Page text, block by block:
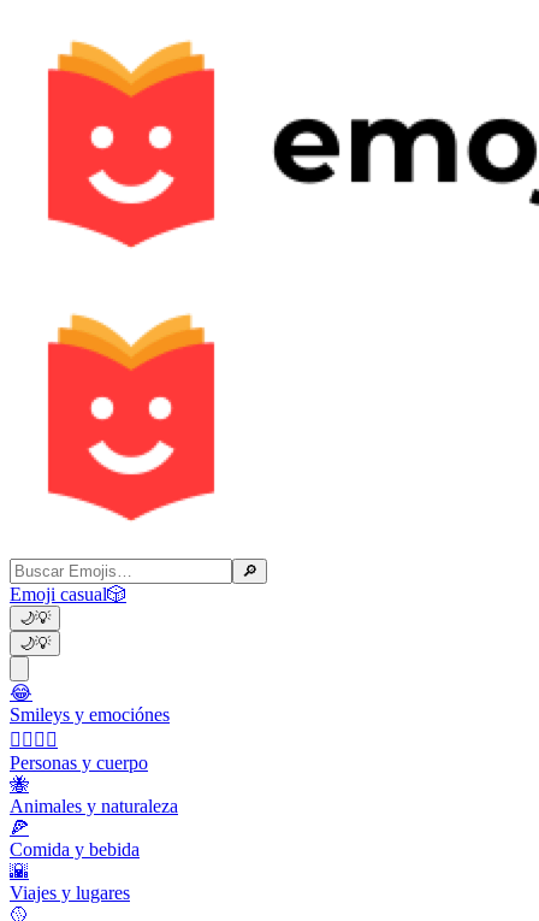
🔎
Emoji casual🎲
🌙💡
🌙💡
😂
Smileys y emociónes
👩‍❤️‍💋‍👨
Personas y cuerpo
🐝
Animales y naturaleza
🍕
Comida y bebida
🌇
Viajes y lugares
🥎